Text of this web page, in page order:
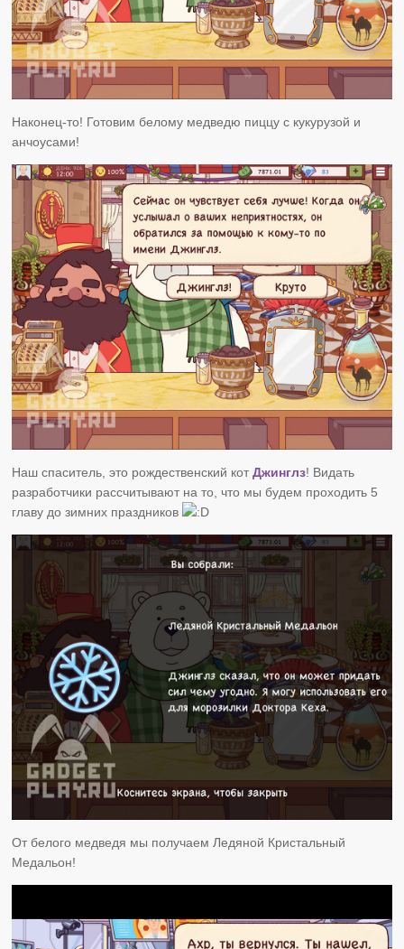
Наконец-то! Готовим белому медведю пиццу с кукурузой и
анчоусами!
Наш спаситель, это рождественский котДжинглз! Видать
разработчики рассчитывают на то, что мы будем проходить 5
главу до зимних праздников
От белого медведя мы получаем Ледяной Кристальный
Медальон!